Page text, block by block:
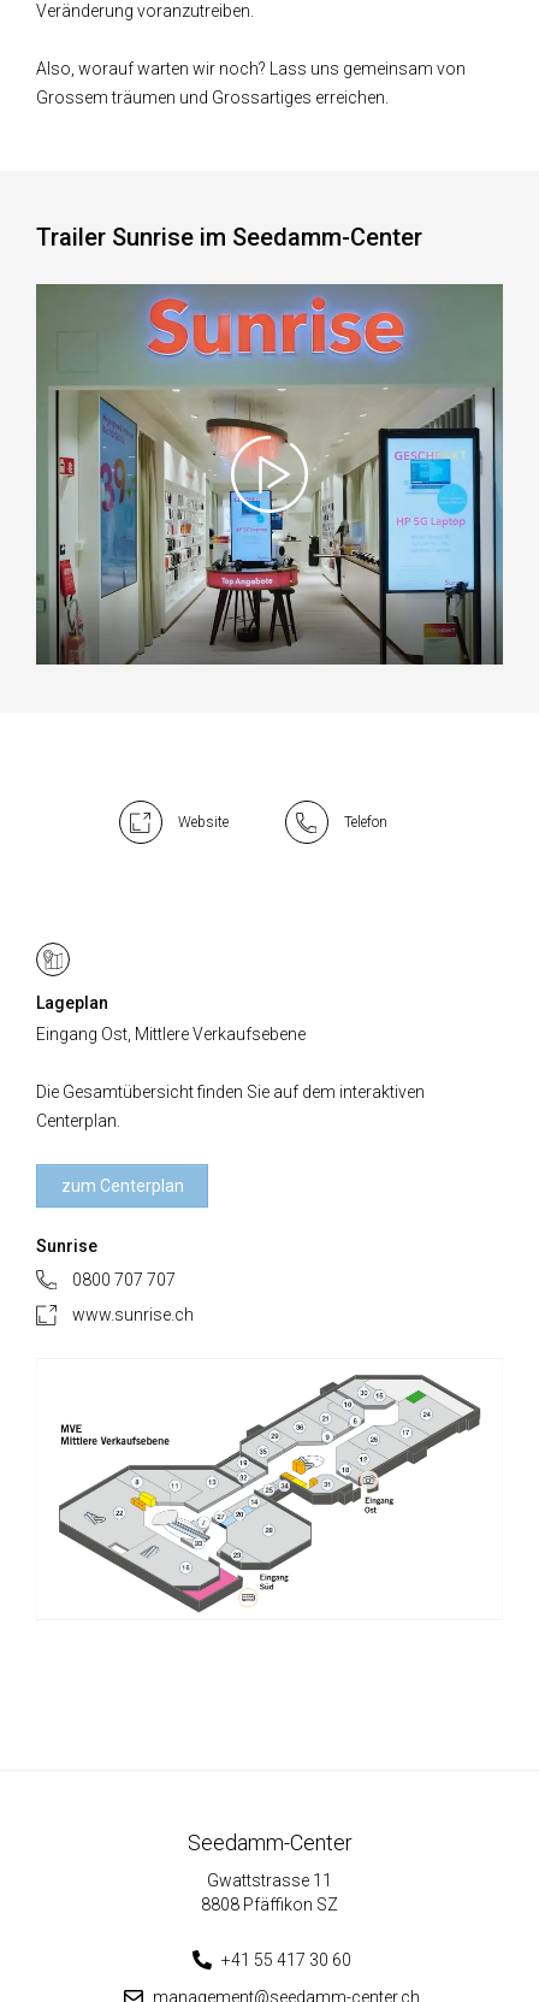
Veränderung voranzutreiben.
Also, worauf warten wir noch? Lass uns gemeinsam von
Grossem träumen und Grossartiges erreichen.
Trailer Sunrise im Seedamm-Center
Website Telefon
Lageplan
Eingang Ost, Mittlere Verkaufsebene
Die Gesamtübersicht finden Sie auf dem interaktiven
Centerplan.
zum Centerplan
Sunrise
0800 707 707
www.sunrise.ch
Seedamm-Center
Gwattstrasse 11
8808 Pfäffikon SZ
+41 55 417 30 60
management@seedamm-center.ch